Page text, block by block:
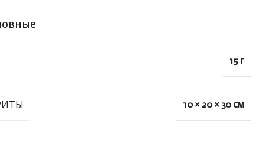
15 г
10 × 20 × 30 см